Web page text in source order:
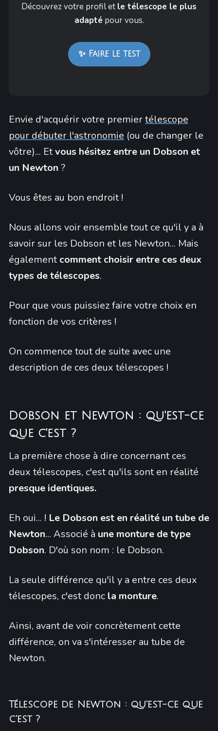
Découvrez votre profil et le télescope le plus
adapté pour vous.
✨ Faire le test
Envie d'acquérir votre premiertélescope
pour débuter l'astronomie (ou de changer le
vôtre)... Etvous hésitez entre un Dobson et
un Newton ?
Vous êtes au bon endroit !
Nous allons voir ensemble tout ce qu'il y a à
savoir sur les Dobson et les Newton... Mais
également comment choisir entre ces deux
types de télescopes.
Pour que vous puissiez faire votre choix en
fonction de vos critères !
On commence tout de suite avec une
description de ces deux télescopes !
Dobson et Newton : qu'est-ce
que c'est ?
La première chose à dire concernant ces
deux télescopes, c'est qu'ils sont en réalité
presque identiques.
Eh oui... ! Le Dobson est en réalité un tube de
Newton... Associé à une monture de type
Dobson. D'où son nom : le Dobson.
La seule différence qu'il y a entre ces deux
télescopes, c'est doncla monture.
Ainsi, avant de voir concrètement cette
différence, on va s'intéresser au tube de
Newton.
Télescope de Newton : qu'est-ce que
c'est ?